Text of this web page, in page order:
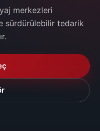
merkezleri
sürdürülebilir tedarik